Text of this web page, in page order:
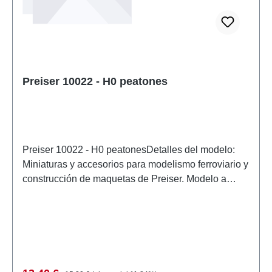
Preiser 10022 - H0 peatones
Preiser 10022 - H0 peatonesDetalles del modelo:
Miniaturas y accesorios para modelismo ferroviario y
construcción de maquetas de Preiser. Modelo a